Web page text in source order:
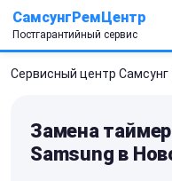
СамсунгРемЦентр
Постгарантийный сервис
Сервисный центр Самсунг
Замена
Samsung в